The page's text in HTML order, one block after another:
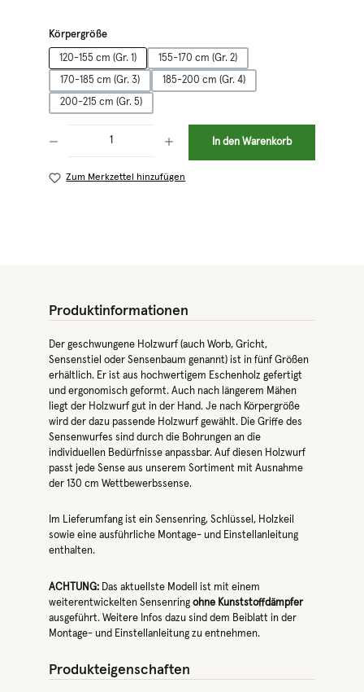
Körpergrößeauswählen
120-155 cm (Gr. 1) 155-170 cm (Gr. 2)
170-185 cm (Gr. 3) 185-200 cm (Gr. 4)
200-215 cm (Gr. 5)
In den Warenkorb
Zum Merkzettel hinzufügen
Produktinformationen
Der geschwungene Holzwurf (auch Worb, Gricht,
Sensenstiel oder Sensenbaum genannt) ist in fünf Größen
erhältlich. Er ist aus hochwertigem Eschenholz gefertigt
und ergonomisch geformt. Auch nach längerem Mähen
liegt der Holzwurf gut in der Hand. Je nach Körpergröße
wird der dazu passende Holzwurf gewählt. Die Griffe des
Sensenwurfes sind durch die Bohrungen an die
individuellen Bedürfnisse anpassbar. Auf diesen Holzwurf
passt jede Sense aus unserem Sortiment mit Ausnahme
der 130 cm Wettbewerbssense.
Im Lieferumfang ist ein Sensenring, Schlüssel, Holzkeil
sowie eine ausführliche Montage- und Einstellanleitung
enthalten.
ACHTUNG: Das aktuellste Modell ist mit einem
weiterentwickelten Sensenring ohne Kunststoffdämpfer
ausgeführt. Weitere Infos dazu sind dem Beiblatt in der
Montage- und Einstellanleitung zu entnehmen.
Produkteigenschaften